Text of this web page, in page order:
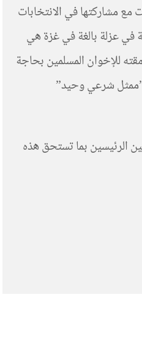
الجديدة قطيعة بقدر ما مطابقة للنصوص مع التطور البراغماتي لحركة حماس، هذا التطور الذي شرعت فيه منذ أزيد من 10 سنوات مع مشاركتها في الانتخابات
في عزلة بالغة في غزة هي
للإخوان المسلمين بحاجة
شرعي وحيد”
دون نهوض الجهازين الفلسطينيين الرئيسين بما تستحق هذه